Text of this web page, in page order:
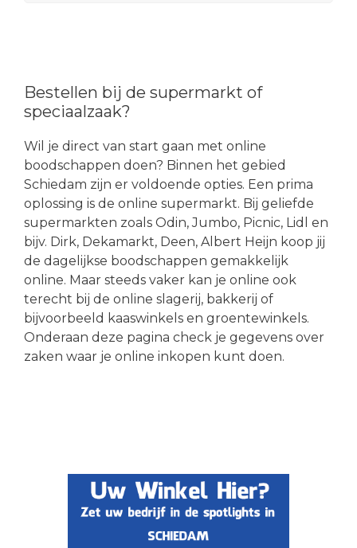
Bestellen bij de supermarkt of
speciaalzaak?
Wil je direct van start gaan met online
boodschappen doen? Binnen het gebied
Schiedam zijn er voldoende opties. Een prima
oplossing is de online supermarkt. Bij geliefde
supermarkten zoals Odin, Jumbo, Picnic, Lidl en
bijv. Dirk, Dekamarkt, Deen, Albert Heijn koop jij
de dagelijkse boodschappen gemakkelijk
online. Maar steeds vaker kan je online ook
terecht bij de online slagerij, bakkerij of
bijvoorbeeld kaaswinkels en groentewinkels.
Onderaan deze pagina check je gegevens over
zaken waar je online inkopen kunt doen.